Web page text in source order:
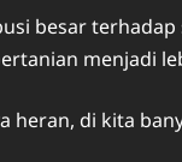
besar
menjadi
heran, di kita